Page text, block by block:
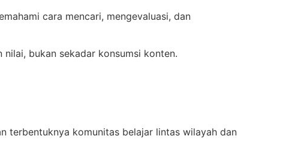
cara mencari, mengevaluasi, dan
bukan sekadar konsumsi konten.
terbentuknya komunitas belajar lintas wilayah dan